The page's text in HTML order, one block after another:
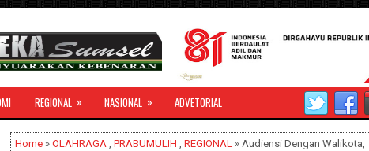
REGIONAL » NASIONAL » ADVETORIAL
Home » OLAHRAGA , PRABUMULIH , REGIONAL » Audiensi Dengan Walikota,